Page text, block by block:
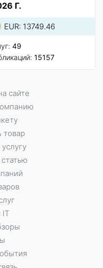
Г.
EUR: 13749.46
49
15157
сайте
товар
IT